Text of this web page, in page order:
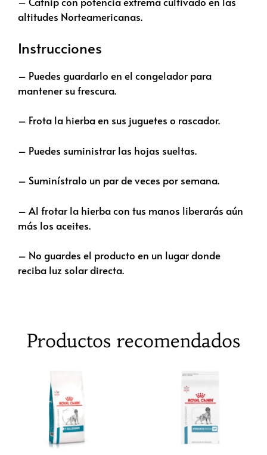
altitudes Norteamericanas.
Instrucciones
– Puedes guardarlo en el congelador para
mantener su frescura.
– Frota la hierba en sus juguetes o rascador.
– Puedes suministrar las hojas sueltas.
– Suminístralo un par de veces por semana.
– Al frotar la hierba con tus manos liberarás aún
más los aceites.
– No guardes el producto en un lugar donde
reciba luz solar directa.
Productos recomendados